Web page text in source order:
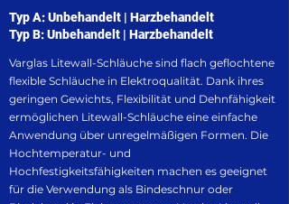
Typ A: Unbehandelt | Harzbehandelt
Typ B: Unbehandelt | Harzbehandelt
Varglas Litewall-Schläuche sind flach geflochtene
flexible Schläuche in Elektroqualität. Dank ihres
geringen Gewichts, Flexibilität und Dehnfähigkeit
ermöglichen Litewall-Schläuche eine einfache
Anwendung über unregelmäßigen Formen. Die
Hochtemperatur- und
Hochfestigkeitsfähigkeiten machen es geeignet
für die Verwendung als Bindeschnur oder